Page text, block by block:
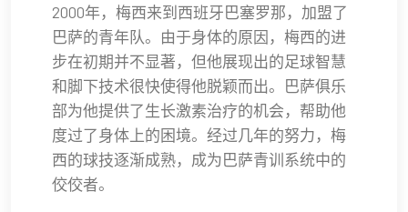
2000年，梅西来到西班牙巴塞罗那，加盟了
巴萨的青年队。由于身体的原因，梅西的进
步在初期并不显著，但他展现出的足球智慧
和脚下技术很快使得他脱颖而出。巴萨俱乐
部为他提供了生长激素治疗的机会，帮助他
度过了身体上的困境。经过几年的努力，梅
西的球技逐渐成熟，成为巴萨青训系统中的
佼佼者。